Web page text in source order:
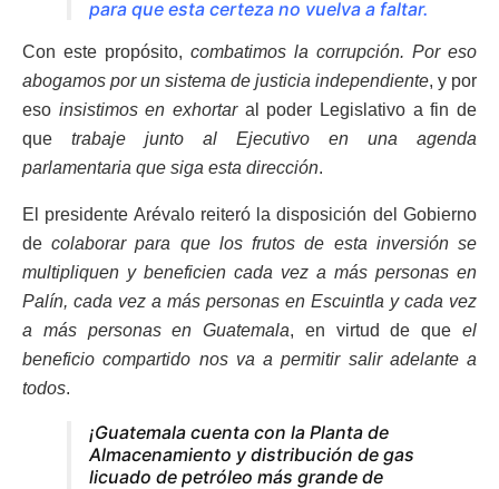
para que esta certeza no vuelva a faltar.
Con este propósito, combatimos la corrupción. Por eso
abogamos por un sistema de justicia independiente, y por
eso insistimos en exhortaral poder Legislativo a fin de
que trabaje junto al Ejecutivo en una agenda
parlamentaria que siga esta dirección.
El presidente Arévalo reiteró la disposición del Gobierno
decolaborar para que los frutos de esta inversión se
multipliquen y beneficien cada vez a más personas en
Palín, cada vez a más personas en Escuintla y cada vez
a más personas en Guatemala, en virtud de queel
beneficio compartido nos va a permitir salir adelante a
todos.
¡Guatemala cuenta con la Planta de
Almacenamiento y distribución de gas
licuado de petróleo más grande de